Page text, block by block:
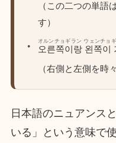
（この二つの単語
す）
오른쪽이랑 왼쪽이
オルンチョギラン ウェンチョ
（右側と左側を時
日本語のニュアンス
いる」という意味で